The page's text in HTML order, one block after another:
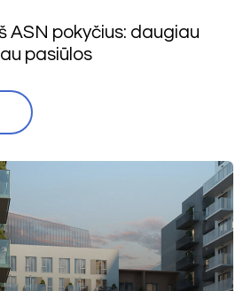
ASN pokyčius: daugiau
pasiūlos